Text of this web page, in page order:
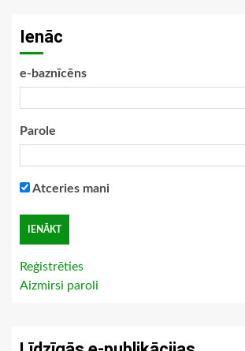
Ienāc
e-baznīcēns
Parole
Atceries mani
Reģistrēties
Aizmirsi paroli